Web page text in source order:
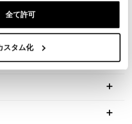
全て許可
スタム化
ために、私たちは常に製品を細
。画像は以前のバージョンを参
ます。